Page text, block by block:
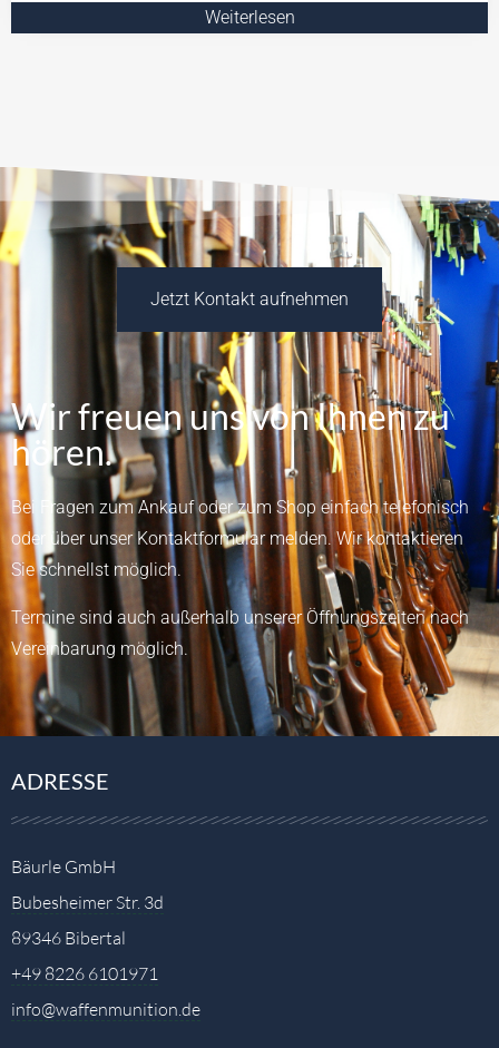
Weiterlesen
Jetzt Kontakt aufnehmen
Wir freuen uns von Ihnen zu
hören.
Bei Fragen zum Ankauf oder zum Shop einfach telefonisch
oder über unser Kontaktformularmelden.Wir kontaktieren
Sie schnellst möglich.
Termine sind auch außerhalb unserer Öffnungszeiten nach
Vereinbarung möglich.
ADRESSE
Bäurle GmbH
Bubesheimer Str. 3d
89346 Bibertal
+49 8226 6101971
info@waffenmunition.de